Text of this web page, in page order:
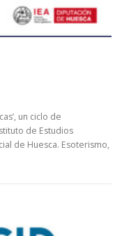
un ciclo de
de Estudios
de Huesca. Esoterismo,